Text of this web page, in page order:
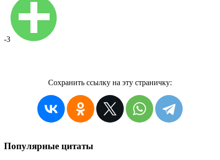
-3
Сохранить ссылку на эту страничку:
Популярные цитаты